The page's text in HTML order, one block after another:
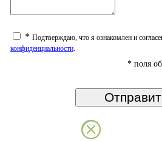
* Подтверждаю, что я ознакомлен и
конфиденциальности
* поля